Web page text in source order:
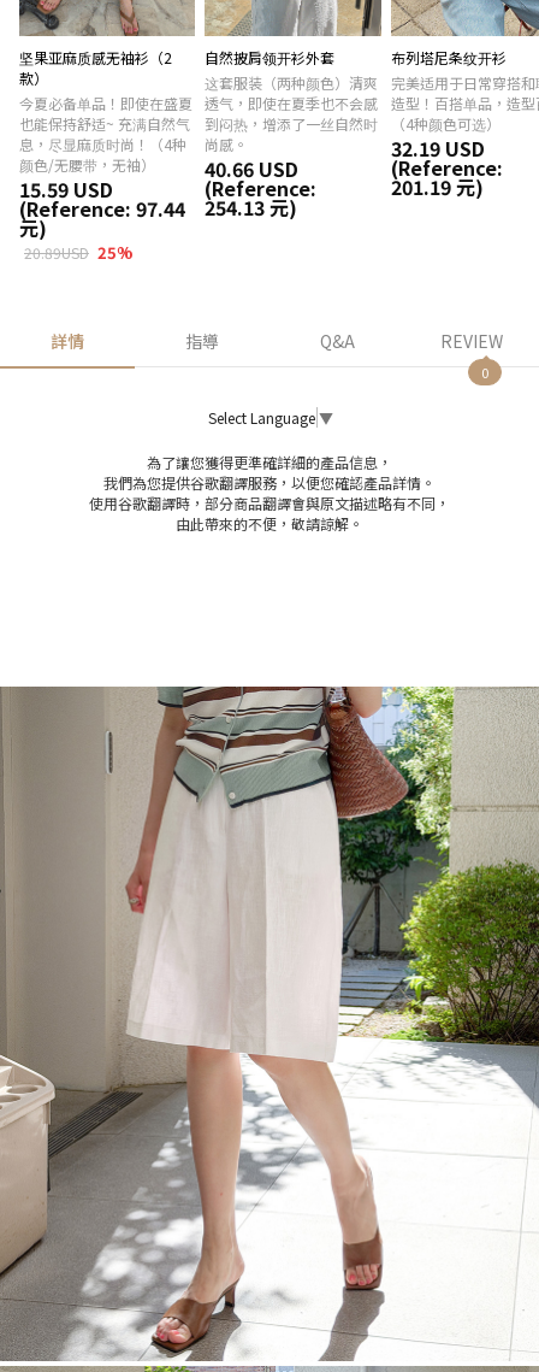
坚果亚麻质感无袖衫（2
款）
今夏必备单品！即使在盛夏
也能保持舒适~ 充满自然气
息，尽显麻质时尚！（4种
颜色/无腰带，无袖）
15.59 USD
(Reference: 97.44
元)
20.89USD 25%
自然披肩领开衫外套
这套服装（两种颜色）清爽
透气，即使在夏季也不会感
到闷热，增添了一丝自然时
尚感。
40.66 USD
(Reference:
254.13 元)
布列塔尼条纹开衫
完美适用于日常穿搭和
造型！百搭单品，造型
（4种颜色可选）
32.19 USD
(Reference:
201.19 元)
詳情 指導 Q&A REVIEW
0
Select Language ▼
為了讓您獲得更準確詳細的產品信息，
我們為您提供谷歌翻譯服務，以便您確認產品詳情。
使用谷歌翻譯時，部分商品翻譯會與原文描述略有不同，
由此帶來的不便，敬請諒解。